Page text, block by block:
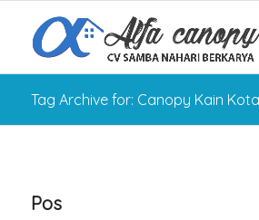
Tag Archive for: Canopy Kain
Pos